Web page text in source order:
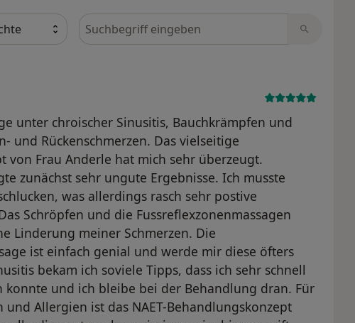
Bewertungen durchsuchen
unter chroischer Sinusitis, Bauchkrämpfen und
und Rückenschmerzen. Das vielseitige
von Frau Anderle hat mich sehr überzeugt.
zunächst sehr ungute Ergebnisse. Ich musste
was allerdings rasch sehr postive
Schröpfen und die Fussreflexzonenmassagen
Linderung meiner Schmerzen. Die
ist einfach genial und werde mir diese öfters
bekam ich soviele Tipps, dass ich sehr schnell
konnte und ich bleibe bei der Behandlung dran. Für
Allergien ist das NAET-Behandlungskonzept